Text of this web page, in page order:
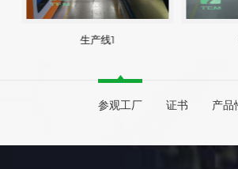
生产线1
参观工厂 证书 产品